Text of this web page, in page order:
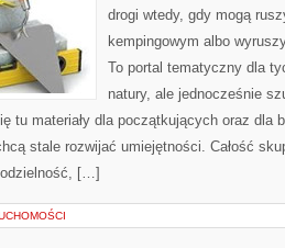
drogi wtedy, gdy mogą
kempingowym albo
To portal tematyczny dla
natury, ale jednocześnie
tu materiały dla początkujących oraz dla
stale rozwijać umiejętności. Całość
[…]